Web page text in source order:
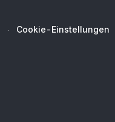
Cookie-Einstellungen